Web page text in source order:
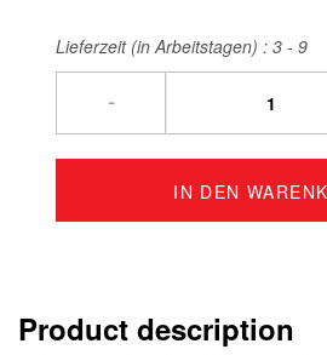
Lieferzeit (in Arbeitstagen) : 3 - 9
-
IN DEN
Product description